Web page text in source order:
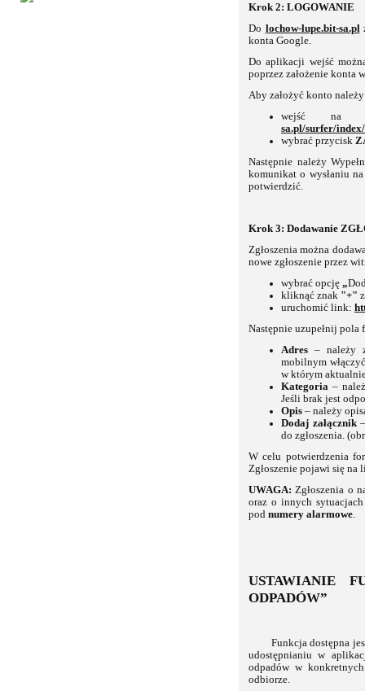
Krok 2: LOGOWANIE
Do lochow-lupe.bit-sa.pl
konta Google.
Do aplikacji wejść
poprzez założenie konta
Aby założyć konto
wejść na
sa.pl/surfer/
wybrać przycisk
Następnie należy
komunikat o wysłaniu
potwierdzić.
Krok 3: Dodawanie
Zgłoszenia można
nowe zgłoszenie przez
wybrać opcję „
kliknąć znak "+"
uruchomić link:
Następnie uzupełnij pola
Adres – należy
mobilnym
w którym
Kategoria –
Jeśli brak jest
Opis – należy
Dodaj załącznik–
do zgłoszenia.
W celu potwierdzenia
Zgłoszenie pojawi się na
UWAGA: Zgłoszenia o
oraz o innych
pod numery alarmowe
USTAWIANIE
ODPADÓW”
Funkcja dostępna jest
udostępnianiu w
odpadów w
odbiorze.